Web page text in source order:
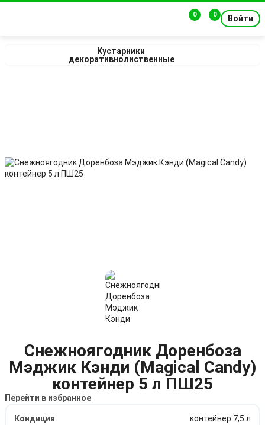
0 0 Войти
Кустарники
декоративнолиственные
Снежноягодник Доренбоза
Мэджик Кэнди (Magical Candy)
контейнер 5 л ПШ25
Перейти в избранное
Кондиция
контейнер 7,5 л